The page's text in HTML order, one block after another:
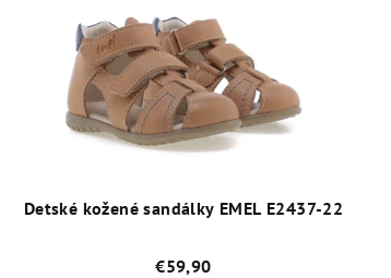
Detské kožené sandálky EMEL E2437-22
€59,90